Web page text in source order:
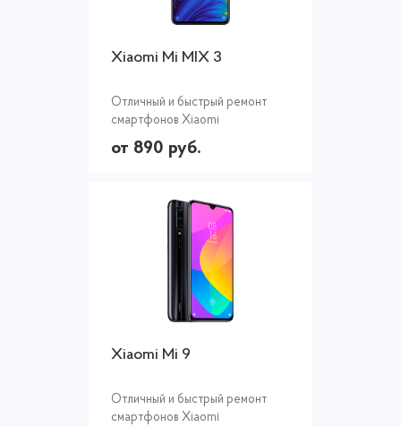
Xiaomi Mi MIX 3
Отличный и быстрый ремонт
смартфонов Xiaomi
от 890 руб.
Xiaomi Mi 9
Отличный и быстрый ремонт
смартфонов Xiaomi